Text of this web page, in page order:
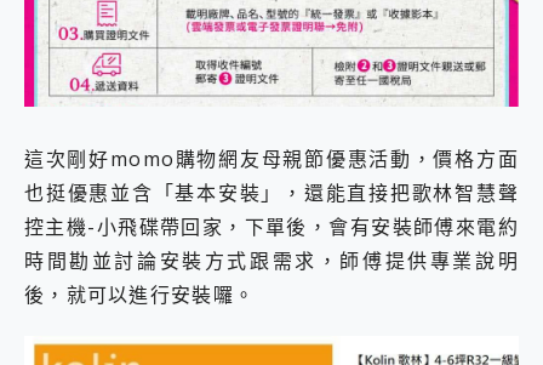
這次剛好momo購物網友母親節優惠活動，價格方面
也挺優惠並含「基本安裝」，還能直接把歌林智慧聲
控主機-小飛碟帶回家，下單後，會有安裝師傅來電約
時間勘並討論安裝方式跟需求，師傅提供專業說明
後，就可以進行安裝囉。